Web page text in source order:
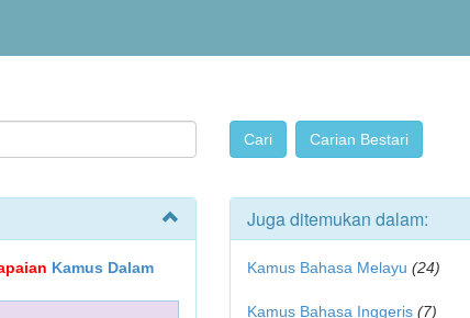
Kamus Dalam
Juga ditemukan dalam:
Kamus Bahasa Melayu (24)
Kamus Bahasa Inggeris (7)